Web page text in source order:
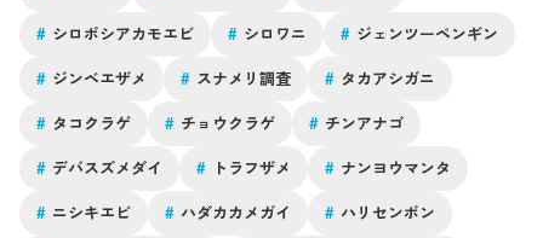
# シロボシアカモエビ # シロワニ # ジェンツーペンギン
# ジンベエザメ # スナメリ調査 # タカアシガニ
# タコクラゲ # チョウクラゲ # チンアナゴ
# デバスズメダイ # トラフザメ # ナンヨウマンタ
# ニシキエビ # ハダカカメガイ # ハリセンボン